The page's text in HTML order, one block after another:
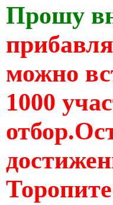
Прошу
можно
1000